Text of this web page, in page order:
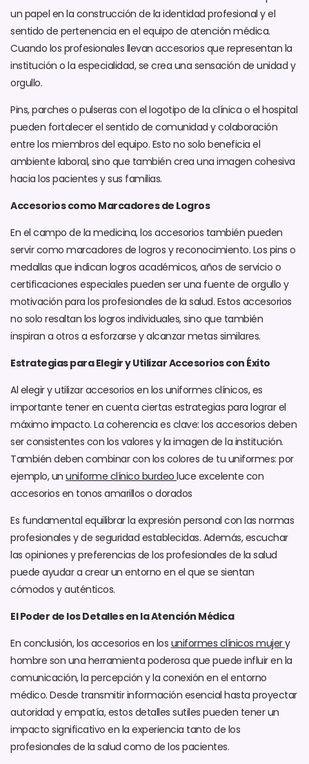
un papel en la construcción de la identidad profesional y el
sentido de pertenencia en el equipo de atención médica.
Cuando los profesionales llevan accesorios que representan la
institución o la especialidad, se crea una sensación de unidad y
orgullo.
Pins, parches o pulseras con el logotipo de la clínica o el hospital
pueden fortalecer el sentido de comunidad y colaboración
entre los miembros del equipo. Esto no solo beneficia el
ambiente laboral, sino que también crea una imagen cohesiva
hacia los pacientes y sus familias.
Accesorios como Marcadores de Logros
En el campo de la medicina, los accesorios también pueden
servir como marcadores de logros y reconocimiento. Los pins o
medallas que indican logros académicos, años de servicio o
certificaciones especiales pueden ser una fuente de orgullo y
motivación para los profesionales de la salud. Estos accesorios
no solo resaltan los logros individuales, sino que también
inspiran a otros a esforzarse y alcanzar metas similares.
Estrategias para Elegir y Utilizar Accesorios con Éxito
Al elegir y utilizar accesorios en los uniformes clínicos, es
importante tener en cuenta ciertas estrategias para lograr el
máximo impacto. La coherencia es clave: los accesorios deben
ser consistentes con los valores y la imagen de la institución.
También deben combinar con los colores de tu uniformes: por
ejemplo, un uniforme clínico burdeo luce excelente con
accesorios en tonos amarillos o dorados
Es fundamental equilibrar la expresión personal con las normas
profesionales y de seguridad establecidas. Además, escuchar
las opiniones y preferencias de los profesionales de la salud
puede ayudar a crear un entorno en el que se sientan
cómodos y auténticos.
El Poder de los Detalles en la Atención Médica
En conclusión, los accesorios en los uniformes clínicos mujery
hombre son una herramienta poderosa que puede influir en la
comunicación, la percepción y la conexión en el entorno
médico. Desde transmitir información esencial hasta proyectar
autoridad y empatía, estos detalles sutiles pueden tener un
impacto significativo en la experiencia tanto de los
profesionales de la salud como de los pacientes.